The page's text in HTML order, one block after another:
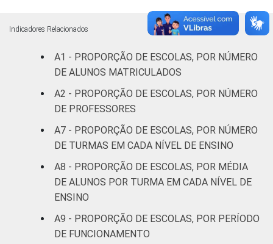
Indicadores Relacionados
A1 - PROPORÇÃO DE ESCOLAS, POR NÚMERO
DE ALUNOS MATRICULADOS
A2 - PROPORÇÃO DE ESCOLAS, POR NÚMERO
DE PROFESSORES
A7 - PROPORÇÃO DE ESCOLAS, POR NÚMERO
DE TURMAS EM CADA NÍVEL DE ENSINO
A8 - PROPORÇÃO DE ESCOLAS, POR MÉDIA
DE ALUNOS POR TURMA EM CADA NÍVEL DE
ENSINO
A9 - PROPORÇÃO DE ESCOLAS, POR PERÍODO
DE FUNCIONAMENTO